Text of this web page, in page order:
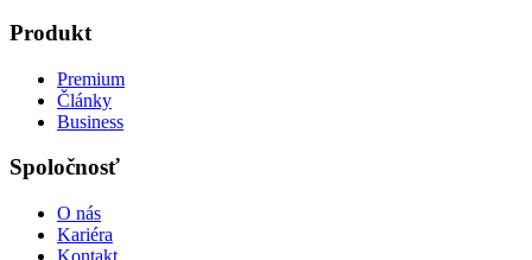
Produkt
Premium
Články
Business
Spoločnosť
O nás
Kariéra
Kontakt